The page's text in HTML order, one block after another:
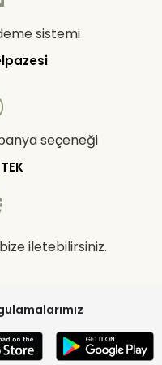
sistemi
seçeneği
iletebilirsiniz.